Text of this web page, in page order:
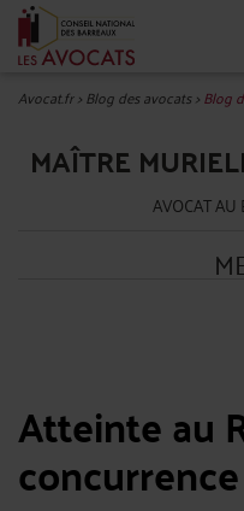
Avocat.fr>Blog des avocats>Blog
MAÎTRE
AVOCAT
Atteinte au